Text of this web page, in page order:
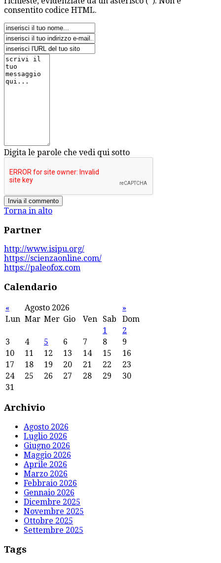
consentito codice HTML.
Digita le parole che vedi qui sotto
Torna in alto
Partner
http://www.isipu.org/
https://scienzaonline.com/
https://paleofox.com
Calendario
« Agosto 2026
»
Lun Mar Mer Gio Ven Sab
Dom
1
2
3
4 5 6 7 8
9
10
11 12 13 14 15
16
17
18 19 20 21 22
23
24
25 26 27 28 29
30
31
Archivio
Agosto 2026
Luglio 2026
Giugno 2026
Maggio 2026
Aprile 2026
Marzo 2026
Febbraio 2026
Gennaio 2026
Dicembre 2025
Novembre 2025
Ottobre 2025
Settembre 2025
Tags